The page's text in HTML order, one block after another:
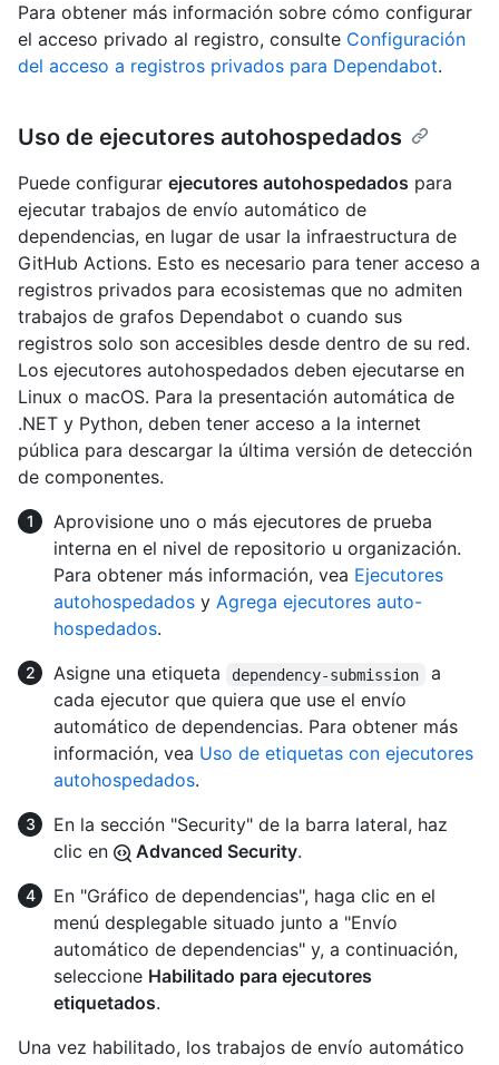
Para obtener más información sobre cómo configurar
el acceso privado al registro, consulte Configuración
del acceso a registros privados para Dependabot.
Uso de ejecutores autohospedados
Puede configurar ejecutores autohospedados para
ejecutar trabajos de envío automático de
dependencias, en lugar de usar la infraestructura de
GitHub Actions. Esto es necesario para tener acceso a
registros privados para ecosistemas que no admiten
trabajos de grafos Dependabot o cuando sus
registros solo son accesibles desde dentro de su red.
Los ejecutores autohospedados deben ejecutarse en
Linux o macOS. Para la presentación automática de
.NET y Python, deben tener acceso a la internet
pública para descargar la última versión de detección
de componentes.
Aprovisione uno o más ejecutores de prueba
interna en el nivel de repositorio u organización.
Para obtener más información, vea Ejecutores
autohospedados y Agrega ejecutores auto-
hospedados.
Asigne una etiqueta
dependency-submission
a
cada ejecutor que quiera que use el envío
automático de dependencias. Para obtener más
información, vea Uso de etiquetas con ejecutores
autohospedados.
En la sección "Security" de la barra lateral, haz
clic en
Advanced Security.
En "Gráfico de dependencias", haga clic en el
menú desplegable situado junto a "Envío
automático de dependencias" y, a continuación,
seleccione Habilitado para ejecutores
etiquetados.
Una vez habilitado, los trabajos de envío automático